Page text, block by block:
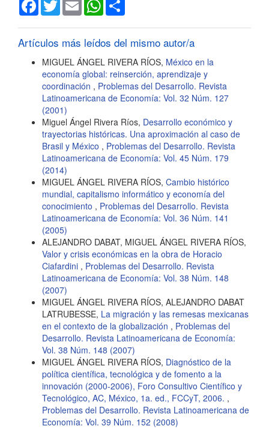
Facebook
Twitter Email WhatsApp
Artículos más leídos del mismo autor/a
MIGUEL ÁNGEL RIVERA RÍOS, México en la
economía global: reinserción, aprendizaje y
coordinación , Problemas del Desarrollo. Revista
Latinoamericana de Economía: Vol. 32 Núm. 127
(2001)
Miguel Ángel Rivera Ríos, Desarrollo económico y
trayectorias históricas. Una aproximación al caso de
Brasil y México , Problemas del Desarrollo. Revista
Latinoamericana de Economía: Vol. 45 Núm. 179
(2014)
MIGUEL ÁNGEL RIVERA RÍOS, Cambio histórico
mundial, capitalismo informático y economía del
conocimiento , Problemas del Desarrollo. Revista
Latinoamericana de Economía: Vol. 36 Núm. 141
(2005)
ALEJANDRO DABAT, MIGUEL ÁNGEL RIVERA RÍOS,
Valor y crisis económicas en la obra de Horacio
Ciafardini , Problemas del Desarrollo. Revista
Latinoamericana de Economía: Vol. 38 Núm. 148
(2007)
MIGUEL ÁNGEL RIVERA RÍOS, ALEJANDRO DABAT
LATRUBESSE, La migración y las remesas mexicanas
en el contexto de la globalización , Problemas del
Desarrollo. Revista Latinoamericana de Economía:
Vol. 38 Núm. 148 (2007)
MIGUEL ÁNGEL RIVERA RÍOS, Diagnóstico de la
política científica, tecnológica y de fomento a la
innovación (2000-2006), Foro Consultivo Científico y
Tecnológico, AC, México, 1a. ed., FCCyT, 2006. ,
Problemas del Desarrollo. Revista Latinoamericana de
Economía: Vol. 39 Núm. 152 (2008)